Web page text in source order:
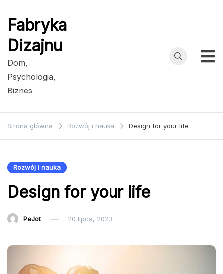
Fabryka
Dizajnu
Dom,
Psychologia,
Biznes
Strona główna Rozwój i nauka Design for your life
Rozwój i nauka
Design for your life
PeJot 20 lipca, 2023